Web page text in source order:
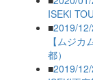
ISEKI
■2019/
【ムジ
都）
■2019/